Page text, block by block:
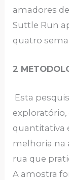
amadores
Suttle Run
quatro
2
Esta
quantitativa
melhoria na
rua que
A amostra